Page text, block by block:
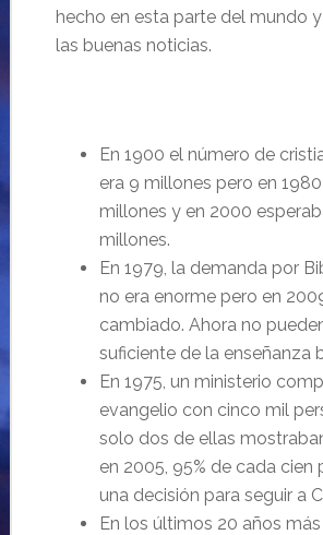
hecho en esta parte del mundo
las buenas noticias.
En 1900 el número de
era 9 millones pero en
millones y en 2000
millones.
En 1979, la demanda por
no era enorme pero en
cambiado. Ahora no
suficiente de la enseñanza
En 1975, un ministerio
evangelio con cinco mil
solo dos de ellas
en 2005, 95% de cada cien
una decisión para seguir a
En los últimos 20 años